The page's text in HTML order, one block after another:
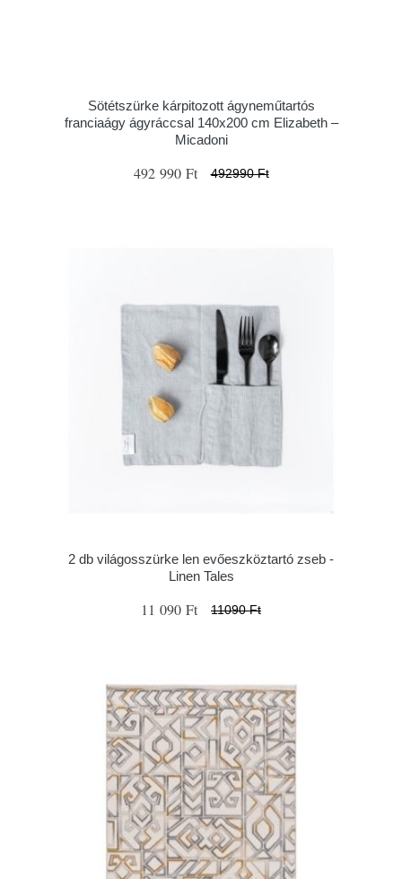
Sötétszürke kárpitozott ágyneműtartós
franciaágy ágyráccsal 140x200 cm Elizabeth –
Micadoni
492 990 Ft 492990 Ft
2 db világosszürke len evőeszköztartó zseb -
Linen Tales
11 090 Ft 11090 Ft